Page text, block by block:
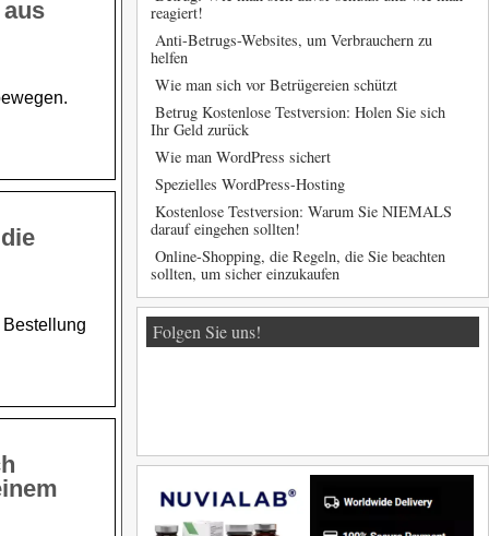
reagiert!
Anti-Betrugs-Websites, um Verbrauchern zu
helfen
Wie man sich vor Betrügereien schützt
Betrug Kostenlose Testversion: Holen Sie sich
Ihr Geld zurück
Wie man WordPress sichert
Spezielles WordPress-Hosting
Kostenlose Testversion: Warum Sie NIEMALS
darauf eingehen sollten!
Online-Shopping, die Regeln, die Sie beachten
sollten, um sicher einzukaufen
Folgen Sie uns!